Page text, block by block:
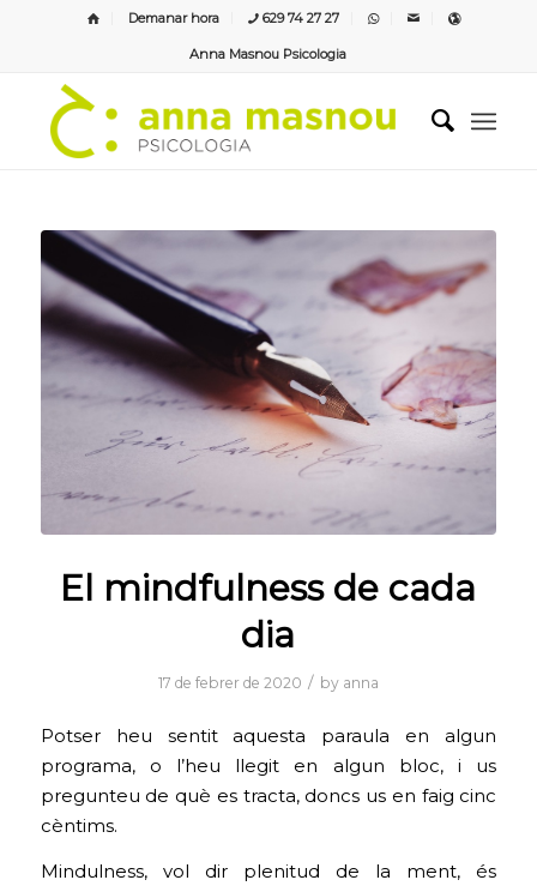
Demanar hora 629 74 27 27
Anna Masnou Psicologia
El mindfulness de cada
dia
17 de febrer de 2020 / by anna
Potser heu sentit aquesta paraula en algun
programa, o l’heu llegit en algun bloc, i us
pregunteu de què es tracta, doncs us en faig cinc
cèntims.
Mindulness, vol dir plenitud de la ment, és